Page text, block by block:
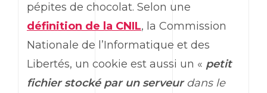
pépites de chocolat. Selon une
définition de la CNIL, la Commission
Nationale de l’Informatique et des
Libertés, un cookie est aussi un « petit
fichier stocké par un serveurdans le